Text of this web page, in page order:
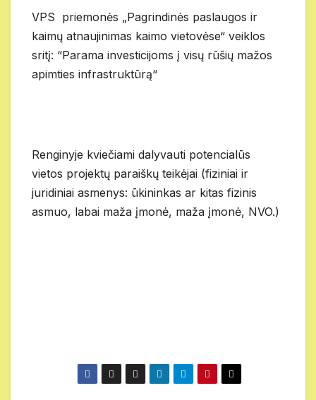
VPS priemonės „Pagrindinės paslaugos ir
kaimų atnaujinimas kaimo vietovėse“ veiklos
sritį: “Parama investicijoms į visų rūšių mažos
apimties infrastruktūrą“
Renginyje kviečiami dalyvauti potencialūs
vietos projektų paraiškų teikėjai (fiziniai ir
juridiniai asmenys: ūkininkas ar kitas fizinis
asmuo, labai maža įmonė, maža įmonė, NVO.)